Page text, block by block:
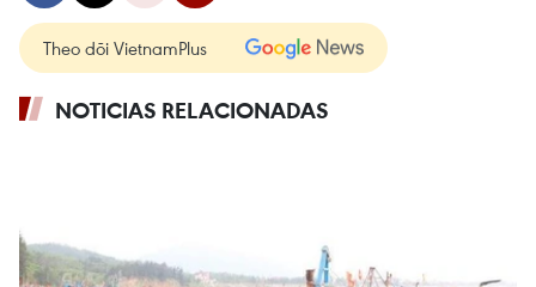
Theo dõi VietnamPlus
NOTICIAS RELACIONADAS